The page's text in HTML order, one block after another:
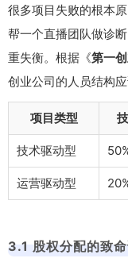
很多项目失败的根本
帮一个直播团队做诊
重失衡。根据《第一
创业公司的人员结构应
项目类型
技术驱动型
运营驱动型
3.1 股权分配的致